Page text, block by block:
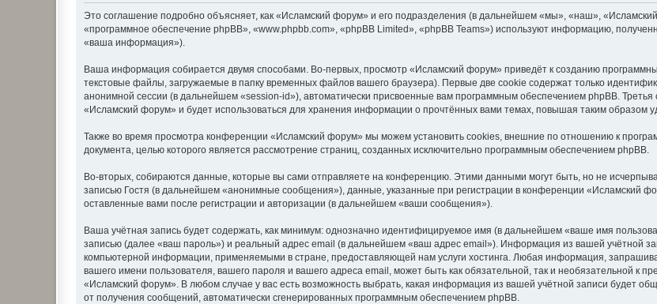
Это соглашение подробно объясняет, как «Исламский форум» и его подразделения (в дальнейшем «мы», «наш»,
«программное обеспечение phpBB», «www.phpbb.com», «phpBB Limited», «phpBB Teams») используют информацию,
«ваша информация»).
Ваша информация собирается двумя способами. Во-первых, просмотр «Исламский форум» приведёт к созданию
текстовые файлы, загружаемые в папку временных файлов вашего браузера). Первые две cookie содержат только
анонимной сессии (в дальнейшем «session-id»), автоматически присвоенные вам программным обеспечением phpBB.
«Исламский форум» и будет использоваться для хранения информации о прочтённых вами темах, повышая таким образом
Также во время просмотра конференции «Исламский форум» мы можем установить cookies, внешние по отношению к
документа, целью которого является рассмотрение страниц, созданных исключительно программным обеспечением phpBB.
Во-вторых, собираются данные, которые вы сами отправляете на конференцию. Этими данными могут быть, но не
записью Гостя (в дальнейшем «анонимные сообщения»), данные, указанные при регистрации в конференции «Исламский
оставленные вами после регистрации и авторизации (в дальнейшем «ваши сообщения»).
Ваша учётная запись будет содержать, как минимум: однозначно идентифицируемое имя (в дальнейшем «ваше имя
записью (далее «ваш пароль») и реальный адрес email (в дальнейшем «ваш адрес email»). Информация из вашей учётной
компьютерной информации, применяемыми в стране, предоставляющей нам услуги хостинга. Любая информация,
вашего имени пользователя, вашего пароля и вашего адреса email, может быть как обязательной, так и необязательной к
«Исламский форум». В любом случае у вас есть возможность выбрать, какая информация из вашей учётной записи будет
от получения сообщений, автоматически сгенерированных программным обеспечением phpBB.